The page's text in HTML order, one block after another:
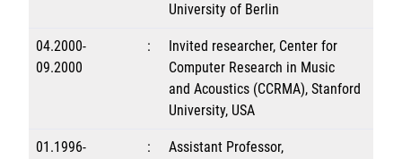
University of Berlin
04.2000-
09.2000
:
Invited researcher, Center for
Computer Research in Music
and Acoustics (CCRMA), Stanford
University, USA
01.1996-
:
Assistant Professor,